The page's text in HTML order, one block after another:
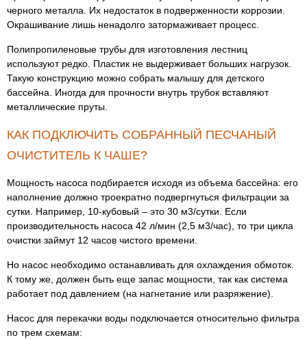
черного металла. Их недостаток в подверженности коррозии.
Окрашивание лишь ненадолго затормаживает процесс.
Полипропиленовые трубы для изготовления лестниц
используют редко. Пластик не выдерживает больших нагрузок.
Такую конструкцию можно собрать малышу для детского
бассейна. Иногда для прочности внутрь трубок вставляют
металлические пруты.
КАК ПОДКЛЮЧИТЬ СОБРАННЫЙ ПЕСЧАНЫЙ
ОЧИСТИТЕЛЬ К ЧАШЕ?
Мощность насоса подбирается исходя из объема бассейна: его
наполнение должно троекратно подвергнуться фильтрации за
сутки. Например, 10-кубовый – это 30 м3/сутки. Если
производительность насоса 42 л/мин (2,5 м3/час), то три цикла
очистки займут 12 часов чистого времени.
Но насос необходимо останавливать для охлаждения обмоток.
К тому же, должен быть еще запас мощности, так как система
работает под давлением (на нагнетание или разряжение).
Насос для перекачки воды подключается относительно фильтра
по трем схемам: